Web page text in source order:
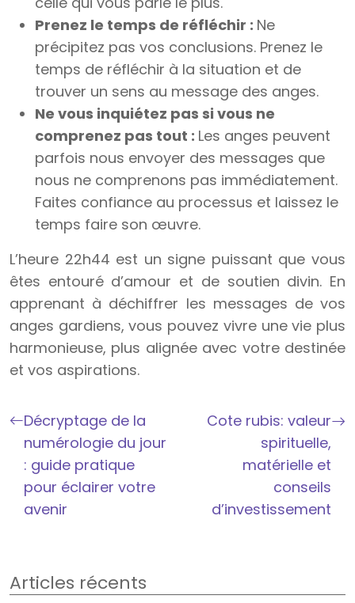
Prenez le temps de réfléchir : Ne
précipitez pas vos conclusions. Prenez le
temps de réfléchir à la situation et de
trouver un sens au message des anges.
Ne vous inquiétez pas si vous ne
comprenez pas tout : Les anges peuvent
parfois nous envoyer des messages que
nous ne comprenons pas immédiatement.
Faites confiance au processus et laissez le
temps faire son œuvre.
L’heure 22h44 est un signe puissant que vous
êtes entouré d’amour et de soutien divin. En
apprenant à déchiffrer les messages de vos
anges gardiens, vous pouvez vivre une vie plus
harmonieuse, plus alignée avec votre destinée
et vos aspirations.
Décryptage de la
numérologie du jour
: guide pratique
pour éclairer votre
avenir
Cote rubis: valeur
spirituelle,
matérielle et
conseils
d’investissement
Articles récents